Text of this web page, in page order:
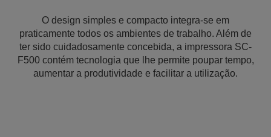
O design simples e compacto integra-se em
praticamente todos os ambientes de trabalho. Além de
ter sido cuidadosamente concebida, a impressora SC-
F500 contém tecnologia que lhe permite poupar tempo,
aumentar a produtividade e facilitar a utilização.